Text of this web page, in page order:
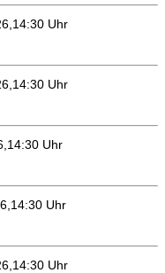
Uhr
Uhr
Uhr
Uhr
Uhr